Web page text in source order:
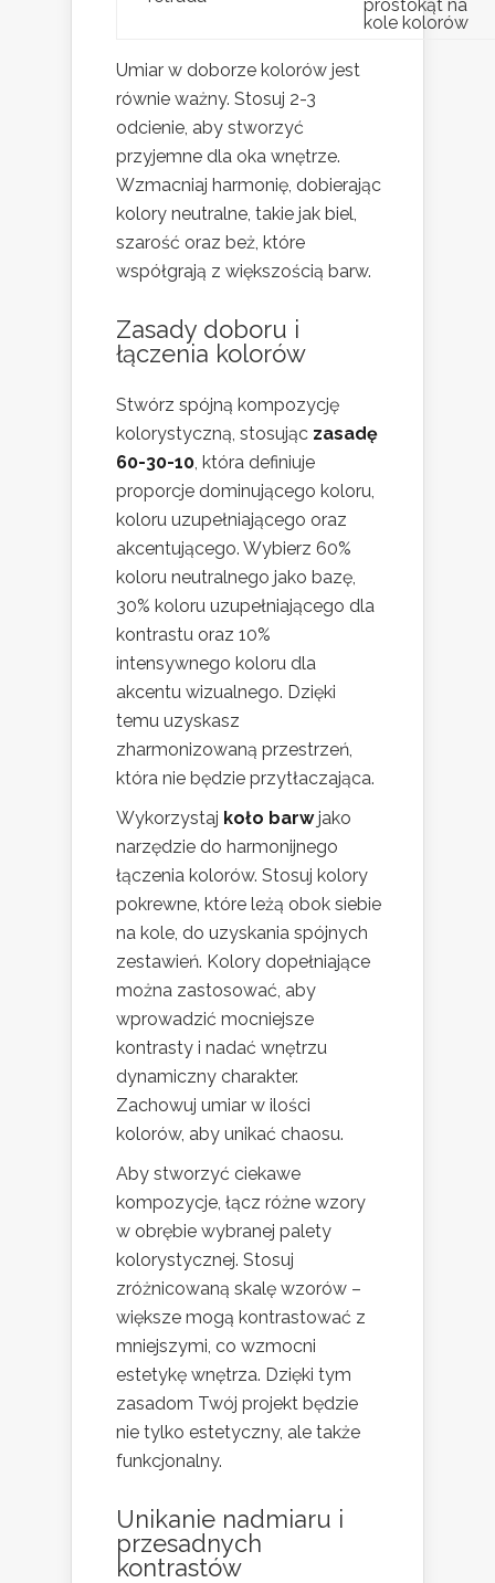
prostokąt na
kole kolorów
Umiar w doborze kolorów jest
równie ważny. Stosuj 2-3
odcienie, aby stworzyć
przyjemne dla oka wnętrze.
Wzmacniaj harmonię, dobierając
kolory neutralne, takie jak biel,
szarość oraz beż, które
współgrają z większością barw.
Zasady doboru i
łączenia kolorów
Stwórz spójną kompozycję
kolorystyczną, stosując zasadę
60-30-10, która definiuje
proporcje dominującego koloru,
koloru uzupełniającego oraz
akcentującego. Wybierz 60%
koloru neutralnego jako bazę,
30% koloru uzupełniającego dla
kontrastu oraz 10%
intensywnego koloru dla
akcentu wizualnego. Dzięki
temu uzyskasz
zharmonizowaną przestrzeń,
która nie będzie przytłaczająca.
Wykorzystaj koło barwjako
narzędzie do harmonijnego
łączenia kolorów. Stosuj kolory
pokrewne, które leżą obok siebie
na kole, do uzyskania spójnych
zestawień. Kolory dopełniające
można zastosować, aby
wprowadzić mocniejsze
kontrasty i nadać wnętrzu
dynamiczny charakter.
Zachowuj umiar w ilości
kolorów, aby unikać chaosu.
Aby stworzyć ciekawe
kompozycje, łącz różne wzory
w obrębie wybranej palety
kolorystycznej. Stosuj
zróżnicowaną skalę wzorów –
większe mogą kontrastować z
mniejszymi, co wzmocni
estetykę wnętrza. Dzięki tym
zasadom Twój projekt będzie
nie tylko estetyczny, ale także
funkcjonalny.
Unikanie nadmiaru i
przesadnych
kontrastów